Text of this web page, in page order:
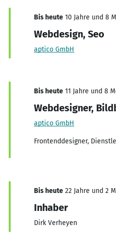
Bis heute 10 Jahre und 8
Webdesign, Seo
aptico GmbH
Bis heute 11 Jahre und 8
Webdesigner,
aptico GmbH
Frontenddesigner,
Bis heute 22 Jahre und 2
Inhaber
Dirk Verheyen